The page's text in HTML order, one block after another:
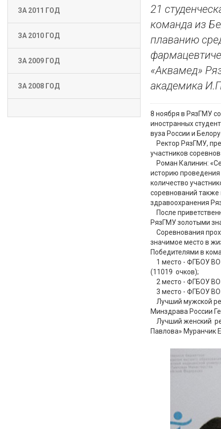
ЗА 2011 ГОД
ЗА 2010 ГОД
ЗА 2009 ГОД
ЗА 2008 ГОД
21
команда из
плаванию
«Аквамед»
академика
8 ноября в РязГМУ
иностранных
вуза России и
Ректор РязГМУ,
участников
Роман Калинин:
историю
количество
соревнований также
здравоохранения
После
РязГМУ золотыми
Соревнования
значимое место в
Победителями в
1 место - ФГБОУ ВО
(11019 очков);
2 место - ФГБОУ ВО
3 место - ФГБОУ ВО
Лучший мужской
Минздрава России
Лучший женский
Павлова» Муранчик